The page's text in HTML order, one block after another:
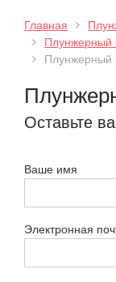
Главная
Плунжерный
Плунжерный
Оставьте
Ваше имя
Электронная